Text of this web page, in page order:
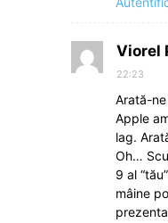
Viorel
22:23
Arată-
Apple
lag.
Oh…
9 al
mâine